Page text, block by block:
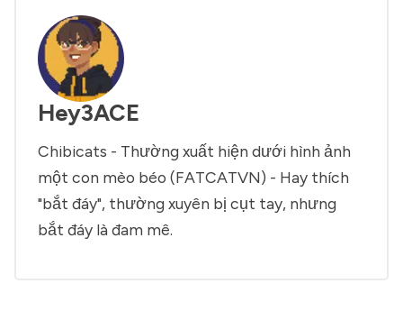
Hey3ACE
Chibicats - Thường xuất hiện dưới hình ảnh
một con mèo béo (FATCATVN) - Hay thích
"bắt đáy", thường xuyên bị cụt tay, nhưng
bắt đáy là đam mê.